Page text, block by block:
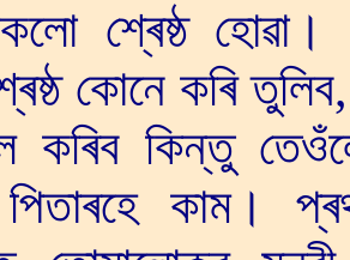
শ্ৰেষ্ঠ হোৱা।
কোনে কৰি
কৰিব কিন্তু
কাম।